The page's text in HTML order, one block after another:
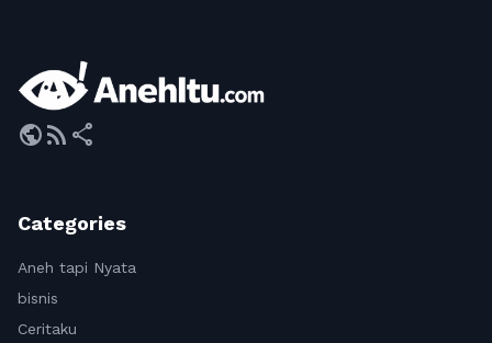
publicrss_feed share
Categories
Aneh tapi Nyata
bisnis
Ceritaku